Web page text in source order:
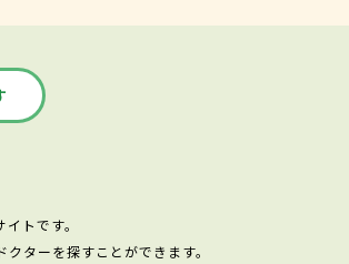
トです。
ターを探すことができます。